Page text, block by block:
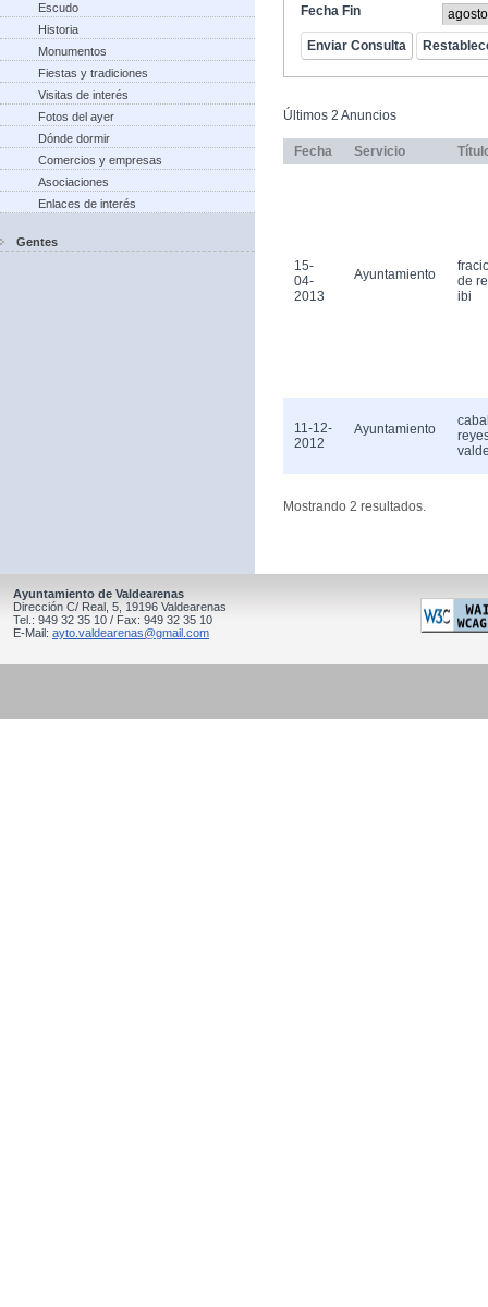
Escudo
Historia
Monumentos
Fiestas y tradiciones
Visitas de interés
Fotos del ayer
Dónde dormir
Comercios y empresas
Asociaciones
Enlaces de interés
Gentes
Fecha Fin
Últimos 2 Anuncios
Fecha Servicio
15-
04-
2013
Ayuntamiento
de
ibi
11-12-
2012
Ayuntamiento
Mostrando 2 resultados.
Ayuntamiento de Valdearenas
Dirección C/ Real, 5, 19196 Valdearenas
Tel.: 949 32 35 10 / Fax: 949 32 35 10
E-Mail: ayto.valdearenas@gmail.com